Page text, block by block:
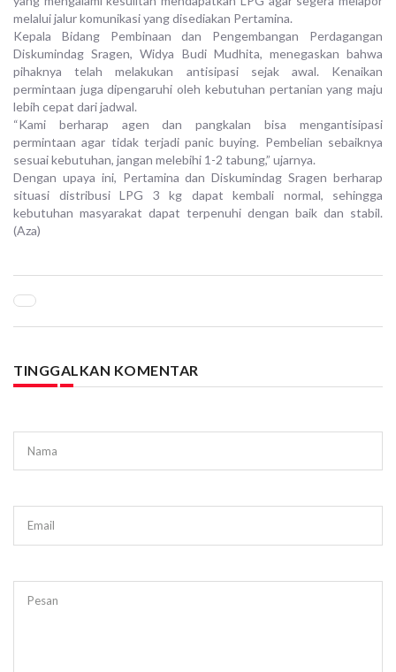
melalui jalur komunikasi yang disediakan Pertamina.
Kepala Bidang Pembinaan dan Pengembangan Perdagangan
Diskumindag Sragen, Widya Budi Mudhita, menegaskan bahwa
pihaknya telah melakukan antisipasi sejak awal. Kenaikan
permintaan juga dipengaruhi oleh kebutuhan pertanian yang maju
lebih cepat dari jadwal.
“Kami berharap agen dan pangkalan bisa mengantisipasi
permintaan agar tidak terjadi panic buying. Pembelian sebaiknya
sesuai kebutuhan, jangan melebihi 1-2 tabung,” ujarnya.
Dengan upaya ini, Pertamina dan Diskumindag Sragen berharap
situasi distribusi LPG 3 kg dapat kembali normal, sehingga
kebutuhan masyarakat dapat terpenuhi dengan baik dan stabil.
(Aza)
TINGGALKAN KOMENTAR
Nama
Email
Pesan